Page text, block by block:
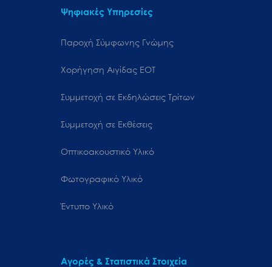
Ψηφιακές Υπηρεσίες
Παροχή Σύμφωνης Γνώμης
Χορήγηση Αιγίδας ΕΟΤ
Συμμετοχή σε Εκδηλώσεις Τρίτων
Συμμετοχή σε Εκθέσεις
Οπτικοακουστικό Υλικό
Φωτογραφικό Υλικό
Έντυπο Υλικό
Αγορές & Στατιστικά Στοιχεία